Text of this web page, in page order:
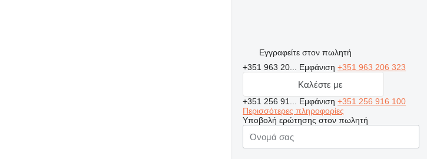
Εγγραφείτε στον πωλητή
+351 963 20... Εμφάνιση+351 963 206 323
Καλέστε με
+351 256 91... Εμφάνιση+351 256 916 100
Περισσότερες πληροφορίες
Υποβολή ερώτησης στον πωλητή